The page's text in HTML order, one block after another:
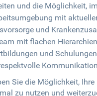
und die Möglichkeit,
mit
und
mit flachen
und
Sie die Möglichkeit,
zu nutzen und